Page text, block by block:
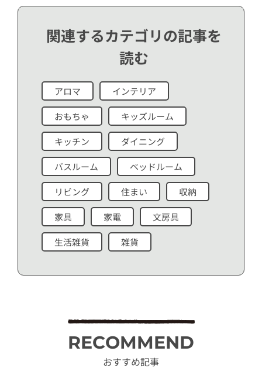
関連するカテゴリの記事を
読む
アロマ インテリア
おもちゃ キッズルーム
キッチン ダイニング
バスルーム ベッドルーム
リビング 住まい 収納
家具 家電 文房具
生活雑貨 雑貨
RECOMMEND
おすすめ記事